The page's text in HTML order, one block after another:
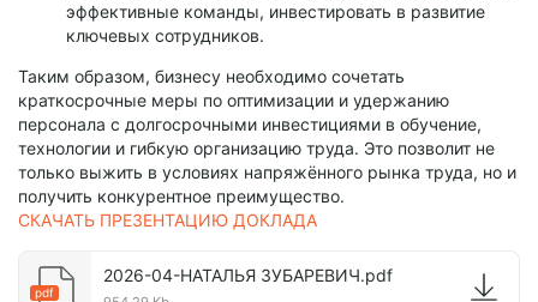
эффективные команды, инвестировать в развитие
ключевых сотрудников.
Таким образом, бизнесу необходимо сочетать
краткосрочные меры по оптимизации и удержанию
персонала с долгосрочными инвестициями в обучение,
технологии и гибкую организацию труда. Это позволит не
только выжить в условиях напряжённого рынка труда, но и
получить конкурентное преимущество.
СКАЧАТЬ ПРЕЗЕНТАЦИЮ ДОКЛАДА
pdf
2026-04-НАТАЛЬЯ ЗУБАРЕВИЧ.pdf